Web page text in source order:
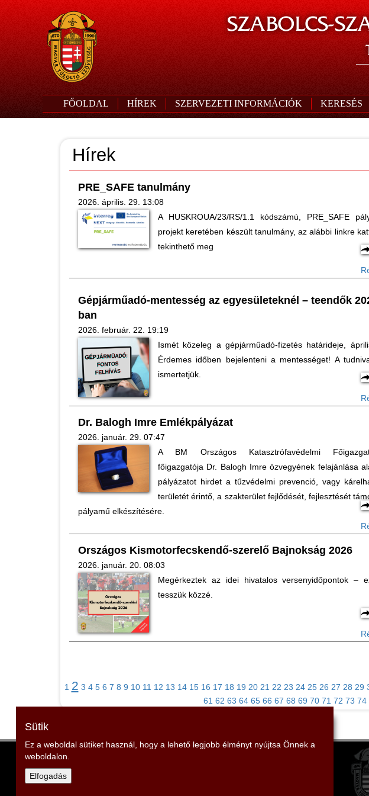
SZABOLCS-
FŐOLDAL HÍREK SZERVEZETI INFORMÁCIÓK KERESÉS
Hírek
PRE_SAFE tanulmány
2026. április. 29. 13:08
A HUSKROUA/23/RS/1.1 kódszámú, PRE_SAFE
projekt keretében készült tanulmány, az alábbi linkre
tekinthető meg
Gépjárműadó-mentesség az egyesületeknél – teendők
ban
2026. február. 22. 19:19
Ismét közeleg a gépjárműadó-fizetés határideje,
Érdemes időben bejelenteni a mentességet! A
ismertetjük.
Dr. Balogh Imre Emlékpályázat
2026. január. 29. 07:47
A BM Országos Katasztrófavédelmi
főigazgatója Dr. Balogh Imre özvegyének felajánlása
pályázatot hirdet a tűzvédelmi prevenció, vagy
területét érintő, a szakterület fejlődését, fejlesztését
pályamű elkészítésére.
Országos Kismotorfecskendő-szerelő Bajnokság 2026
2026. január. 20. 08:03
Megérkeztek az idei hivatalos versenyidőpontok –
tesszük közzé.
1 2 3 4 5 6 7 8 9 10 11 12 13 14 15 16 17 18 19 20 21 22 23 24 25 26 27 28 29
61 62 63 64 65 66 67 68 69 70 71 72 73 74
Szabolcs-Szatmár-Bereg Vármegyei Tűzoltószövetség
Sütik
Ez a weboldal sütiket használ, hogy a lehető legjobb élményt nyújtsa Önnek a
weboldalon.
Elfogadás